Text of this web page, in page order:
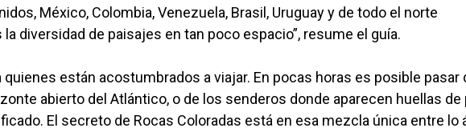
México, Colombia, Venezuela, Brasil, Uruguay y de todo el norte
diversidad de paisajes en tan poco espacio”, resume el guía.
están acostumbrados a viajar. En pocas horas es posible pasar
abierto del Atlántico, o de los senderos donde aparecen huellas de
El secreto de Rocas Coloradas está en esa mezcla única entre lo